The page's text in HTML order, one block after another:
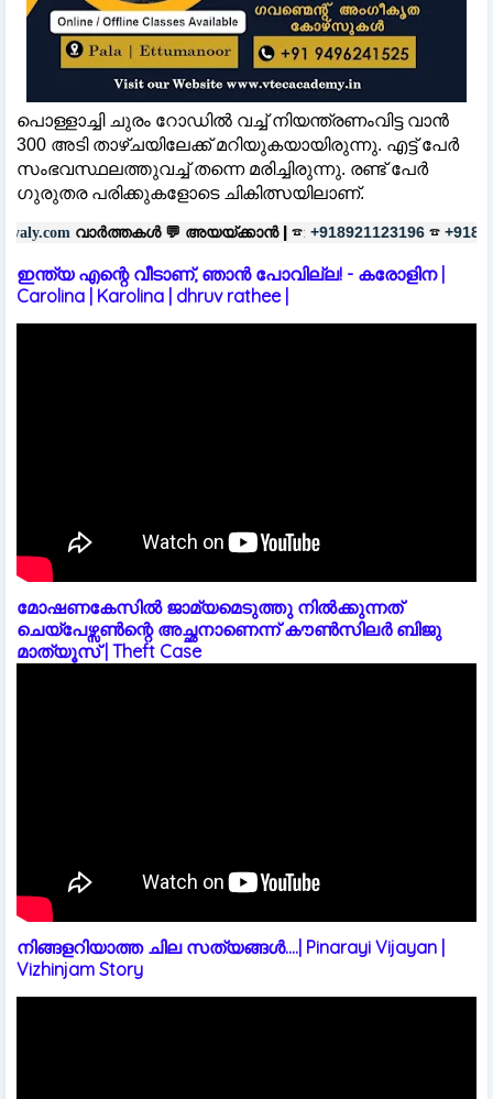
പൊള്ളാച്ചി ചുരം റോഡില്‍ വച്ച്‌ ‌നിയന്ത്രണംവിട്ട വാൻ
300 അടി താഴ്ചയിലേക്ക് മറിയുകയായിരുന്നു. എട്ട് പേർ
സംഭവസ്ഥലത്തുവച്ച്‌ തന്നെ മരിച്ചിരുന്നു. രണ്ട് പേർ
ഗുരുതര പരിക്കുകളോടെ ചികിത്സയിലാണ്.
💬അയയ്ക്കാൻ | ☎: +918921123196 ☎ +918606657037
ഇന്ത്യ എന്റെ വീടാണ്, ഞാൻ പോവില്ല! - കരോളിന |
Carolina | Karolina | dhruv rathee |
മോഷണകേസിൽ ജാമ്യമെടുത്തു നിൽക്കുന്നത്
ചെയ്പേഴ്സൺന്റെ അച്ഛനാണെന്ന് കൗൺസിലർ ബിജു
മാത്യൂസ് | Theft Case
നിങ്ങളറിയാത്ത ചില സത്യങ്ങൾ....| Pinarayi Vijayan |
Vizhinjam Story